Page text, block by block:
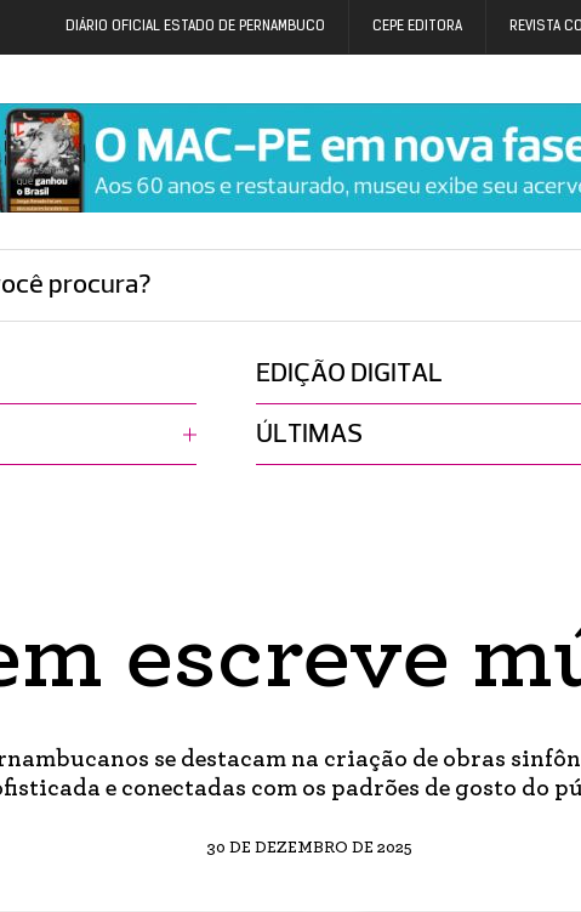
DIÁRIO OFICIAL ESTADO DE PERNAMBUCO CEPE EDITORA REVISTA
procura?
EDIÇÃO DIGITAL
ÚLTIMAS
escreve
se destacam na criação de obras
e conectadas com os padrões de gosto do
30 DE DEZEMBRO DE 2025